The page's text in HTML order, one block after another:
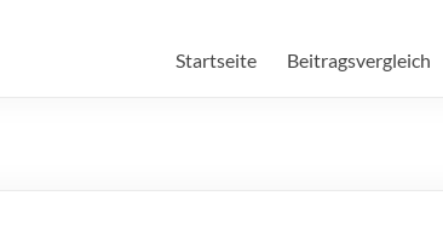
Startseite Beitragsvergleich